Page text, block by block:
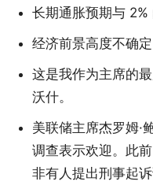
长期通胀预期与 2%
经济前景高度不确定
这是我作为主席的
沃什。
美联储主席杰罗姆·
调查表示欢迎。此
非有人提出刑事起